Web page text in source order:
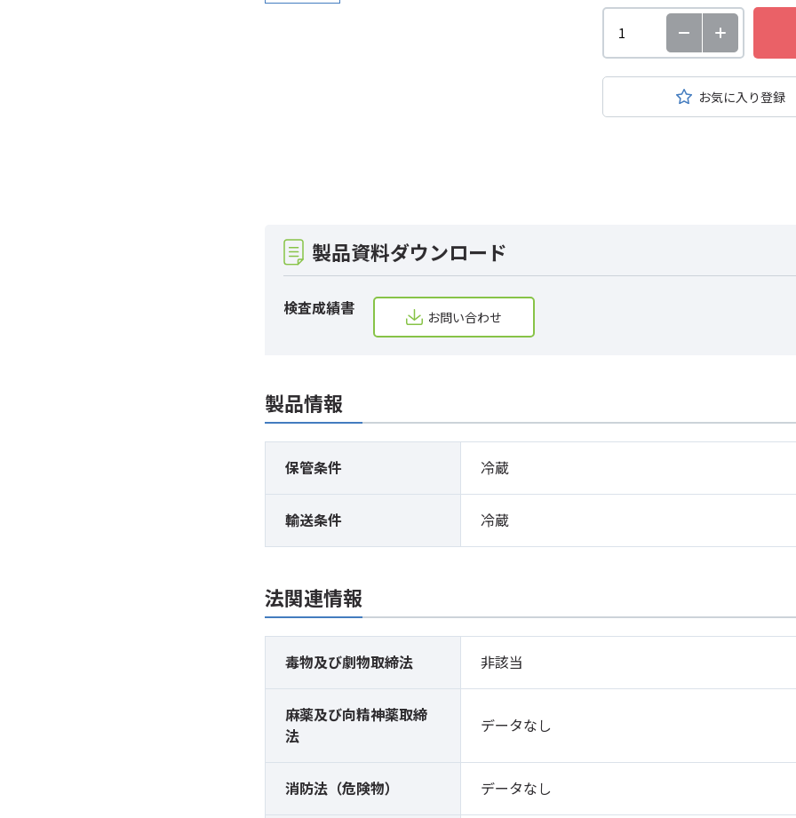
お気に入り登録
製品資料ダウンロード
検査成績書 お問い合わせ
製品情報
保管条件 冷蔵
輸送条件 冷蔵
法関連情報
毒物及び劇物取締法 非該当
麻薬及び向精神薬取締
法
データなし
消防法（危険物） データなし